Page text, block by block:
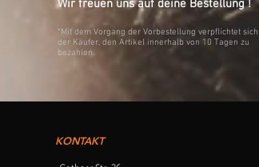
Wir freuen uns auf deine Bestellung !
*Mit dem Vorgang der Vorbestellung verpflichtet sich
der Käufer, den Artikel innerhalb von 10 Tagen zu
bezahlen.
KONTAKT